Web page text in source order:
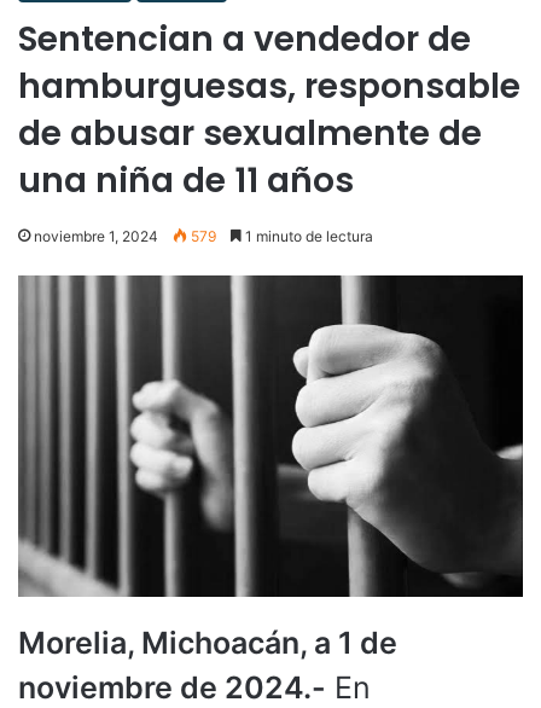
Sentencian a vendedor de
hamburguesas, responsable
de abusar sexualmente de
una niña de 11 años
noviembre 1, 2024 579 1 minuto de lectura
Morelia, Michoacán, a 1 de
noviembre de 2024.- En